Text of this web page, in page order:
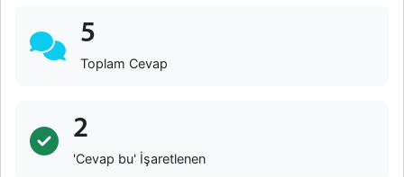
5
Toplam Cevap
2
'Cevap bu' İşaretlenen